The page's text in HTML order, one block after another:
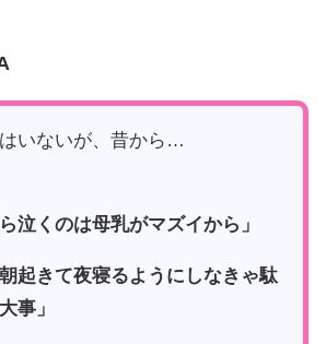
いないが、昔から…
泣くのは母乳がマズイから」
起きて夜寝るようにしなきゃ駄
事」